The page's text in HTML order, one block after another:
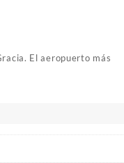
El aeropuerto más